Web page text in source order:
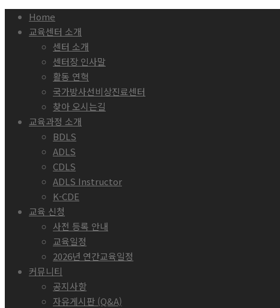
Home
교육센터 소개
센터 소개
센터장 인사말
활동 연혁
국가방사선비상진료센터
찾아 오시는길
교육과정 소개
BDLS
ADLS
CDLS
ADLS Instructor
K-CDE
교육 신청
사전 등록 안내
교육일정
2026년 연간교육일정
커뮤니티
공지사항
자유게시판 (Q&A)